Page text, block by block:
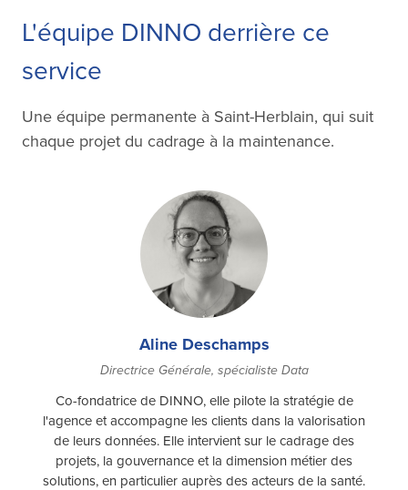
L'équipe DINNO derrière ce
service
Une équipe permanente à Saint-Herblain, qui suit
chaque projet du cadrage à la maintenance.
Aline Deschamps
Directrice Générale, spécialiste Data
Co-fondatrice de DINNO, elle pilote la stratégie de
l'agence et accompagne les clients dans la valorisation
de leurs données. Elle intervient sur le cadrage des
projets, la gouvernance et la dimension métier des
solutions, en particulier auprès des acteurs de la santé.